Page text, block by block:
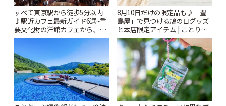
すべて東京駅から徒歩5分以内
♪駅近カフェ最新ガイド6選~重
要文化財の洋館カフェから、改
札すぐのレトロ喫茶まで~ | こと
8月10日だけの限定品も♪「豊
島屋」で見つける鳩の日グッズ
と本店限定アイテム | ことりっ
ぷ